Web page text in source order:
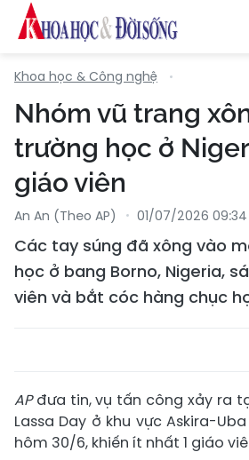
Khoa học & Công nghệ
Nhóm vũ trang
trường học ở
giáo viên
An An (Theo AP) 01/07/2026 09:34
Các tay súng đã xông vào
học ở bang Borno, Nigeria,
viên và bắt cóc hàng chục
APđưa tin, vụ tấn công xảy ra
Lassa Day ở khu vực Askira-
hôm 30/6, khiến ít nhất 1 giáo